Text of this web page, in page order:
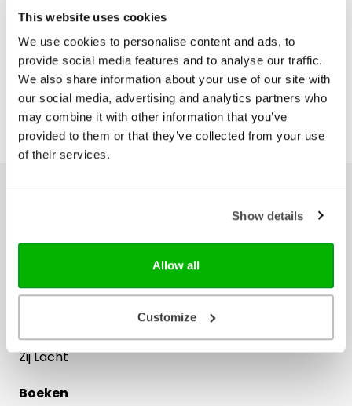
This website uses cookies
We use cookies to personalise content and ads, to
provide social media features and to analyse our traffic.
We also share information about your use of our site with
our social media, advertising and analytics partners who
may combine it with other information that you’ve
provided to them or that they’ve collected from your use
of their services.
Show details
Allow all
Customize
lezen. Daar is iets op bedacht: we doen het met
elkaar! En speciaal hiervoor kwam de prachtige Zij
Lacht NBV21 in een jaar tot stand. De challenge om
deze Bijbel in een jaar te lezen wordt gepromoot
door Zij Lacht, onder andere met een unieke
podcast waarin lezeressen worden uitgenodigd om
in gesprek te gaan en een leesrooster als PDF, zodat
je het lezen mét elkaar volhoudt! Het online
platform Zij Lacht is een community voor
christelijke vrouwen. Door onder meer Bijbels,
boeken, dagelijkse overdenkingen en events aan te
lezen, begrijpen en leven.
In winkelwagen
Ons hele assortiment
Bijbels
Herziene Statenvertaling
Nieuwe Bijbelvertaling 2021
Willibrordvertaling
Zij Lacht
Boeken